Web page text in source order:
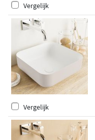
Vergelijk
Vergelijk